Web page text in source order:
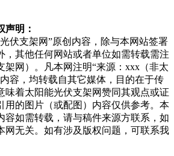
声明：
伏支架网”原创内容，除与本网站签署
，其他任何网站或者单位如需转载需注
架网）。凡本网注明“来源：xxx（非太
容，均转载自其它媒体，目的在于传
味着太阳能光伏支架网赞同其观点或证
用的图片（或配图）内容仅供参考。本
容如需转载，请与稿件来源方联系，如
网无关。如有涉及版权问题，可联系我